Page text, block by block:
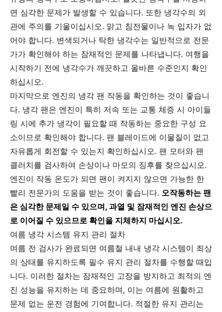
면 심각한 문제가 발생할 수 있습니다. 또한 냉각수의 외
관에 주의를 기울이십시오. 맑고 침전물이나 녹 입자가 없
어야 합니다. 변색되거나 탁한 냉각수는 일반적으로 전문
가가 확인해야 하는 잠재적인 문제를 나타냅니다. 여행을
시작하기 전에 냉각수가 깨끗하고 올바른 수준인지 확인
하십시오.
마지막으로 엔진의 냉각 팬 작동을 확인하는 것이 좋습니
다. 냉각 팬은 엔진이 특히 저속 또는 교통 체증 시 아이들
링 시에 추가 냉각이 필요할 때 작동하는 중요한 구성 요
소이므로 확인해야 합니다. 팬 블레이드에 이물질이 없고
자유롭게 회전할 수 있는지 확인하십시오. 팬 모터와 팬
클러치를 검사하여 손상이나 마모의 징후를 찾으십시오.
엔진이 작동 온도가 되면 팬이 켜지지 않으면 가능한 한
빨리 전문가의 도움을 받는 것이 좋습니다. 오작동하는 팬
은 심각한 문제일 수 있으며, 과열 및 잠재적인 엔진 손상으
로 이어질 수 있으므로 확인을 지체하지 마십시오.
여름 냉각 시스템 유지 관리 절차
여름 전 검사가 완료되면 여름철 내내 냉각 시스템이 최상
의 상태를 유지하도록 필수 유지 관리 절차를 수행할 때입
니다. 이러한 절차는 잠재적인 고장을 방지하고 최적의 엔
진 성능을 유지하는 데 중요하며, 이는 여름에 원활하고
문제 없는 운전 경험에 기여합니다. 적절한 유지 관리는